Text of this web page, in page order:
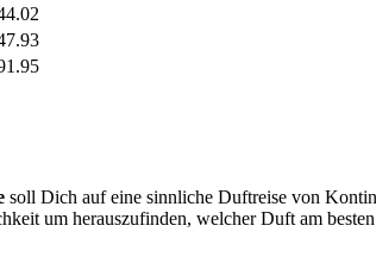
soll Dich auf eine sinnliche Duftreise von
um herauszufinden, welcher Duft am